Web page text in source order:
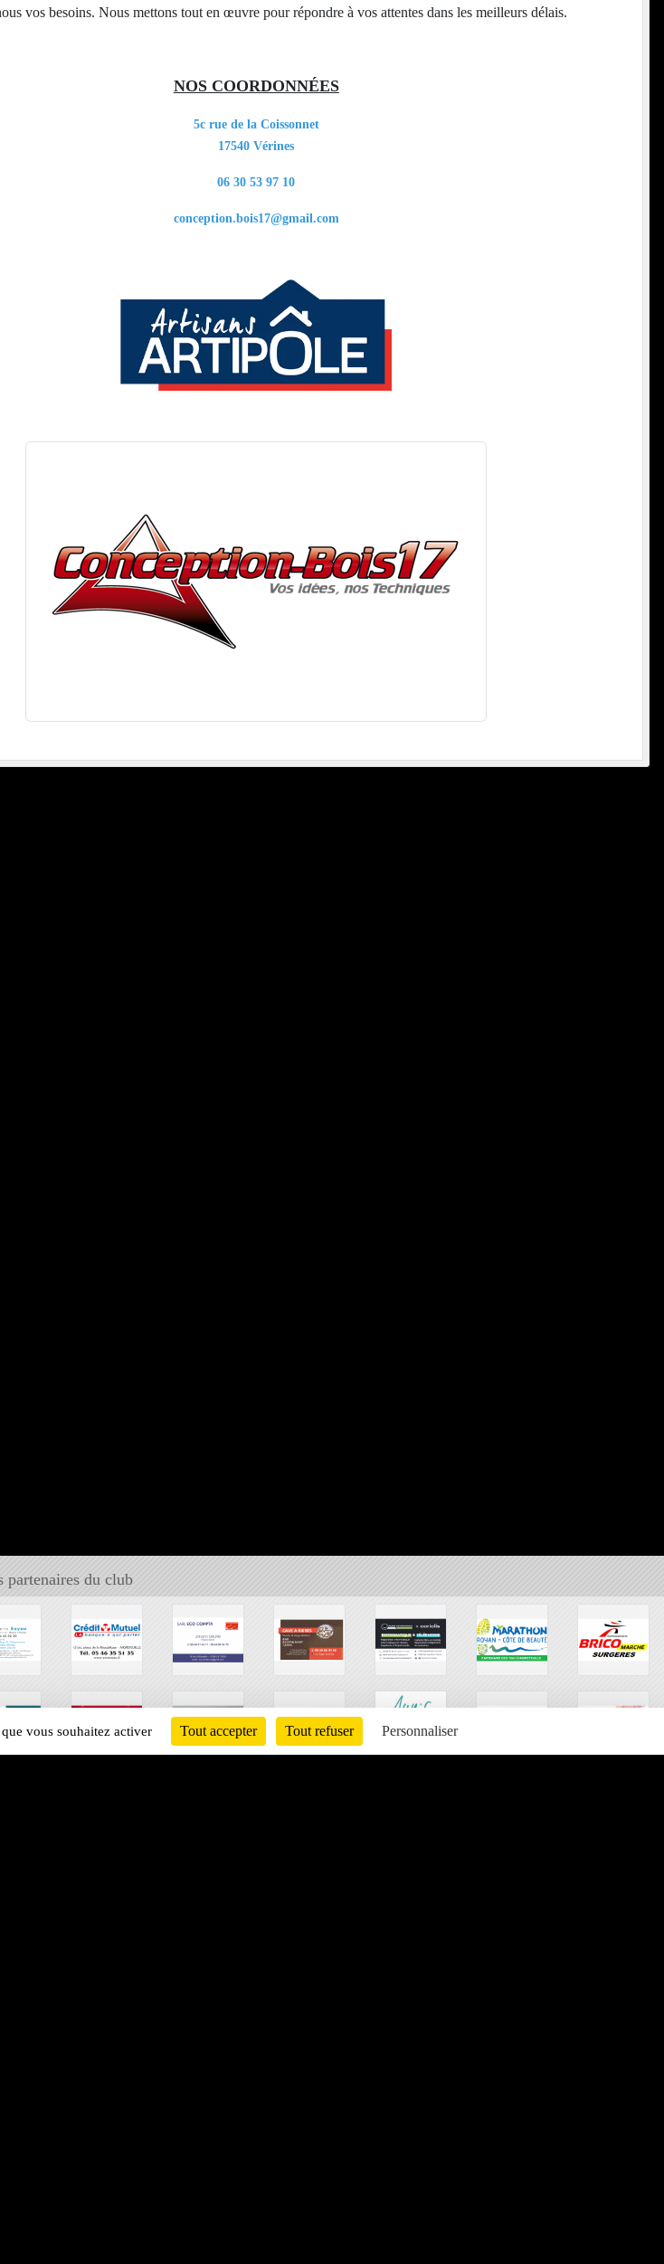
vos besoins. Nous mettons tout en œuvre pour répondre à vos attentes dans les meilleurs délais.
NOS COORDONNÉES
5c rue de la Coissonnet
17540 Vérines
06 30 53 97 10
conception.bois17@gmail.com
partenaires du club
vous souhaitez activer Tout accepter Tout refuser Personnaliser